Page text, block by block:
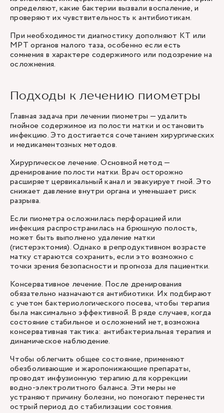
определяют, какие бактерии вызвали воспаление, и
проверяют их чувствительность к антибиотикам.
При необходимости диагностику дополняют КТ или
МРТ органов малого таза, особенно если есть
сомнения в характере содержимого или подозрение на
осложнения.
Подходы к лечению пиометры
Главная задача при лечении пиометры — удалить
гнойное содержимое из полости матки и остановить
инфекцию. Это достигается сочетанием хирургических
и медикаментозных методов.
Хирургическое лечение. Основной метод —
дренирование полости матки. Врач осторожно
расширяет цервикальный канал и эвакуирует гной. Это
снижает давление внутри органа и уменьшает риск
разрыва.
Если пиометра осложнилась перфорацией или
инфекция распространилась на брюшную полость,
может быть выполнено удаление матки
(гистерэктомия). Однако в репродуктивном возрасте
матку стараются сохранить, если это возможно с
точки зрения безопасности и прогноза для пациентки.
Консервативное лечение. После дренирования
обязательно назначаются антибиотики. Их подбирают
с учетом бактериологического посева, чтобы терапия
была максимально эффективной. В ряде случаев, когда
состояние стабильное и осложнений нет, возможна
консервативная тактика: антибактериальная терапия и
динамическое наблюдение.
Чтобы облегчить общее состояние, применяют
обезболивающие и жаропонижающие препараты,
проводят инфузионную терапию для коррекции
водно-электролитного баланса. Эти меры не
устраняют причину болезни, но помогают перенести
острый период до стабилизации состояния.